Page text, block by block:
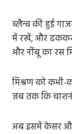
ब्लैन्च की हुई
में रखें, और ढककर
और नींबू का रस
मिश्रण को
जब तक कि
अब इसमें केसर